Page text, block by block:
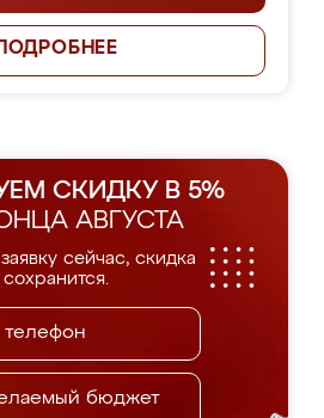
ПОДРОБНЕЕ
СКИДКУ В 5%
АВГУСТА
сейчас, скидка
сохранится.
бюджет